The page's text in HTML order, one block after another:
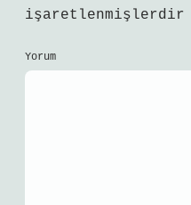
işaretlenmişlerdir
Yorum